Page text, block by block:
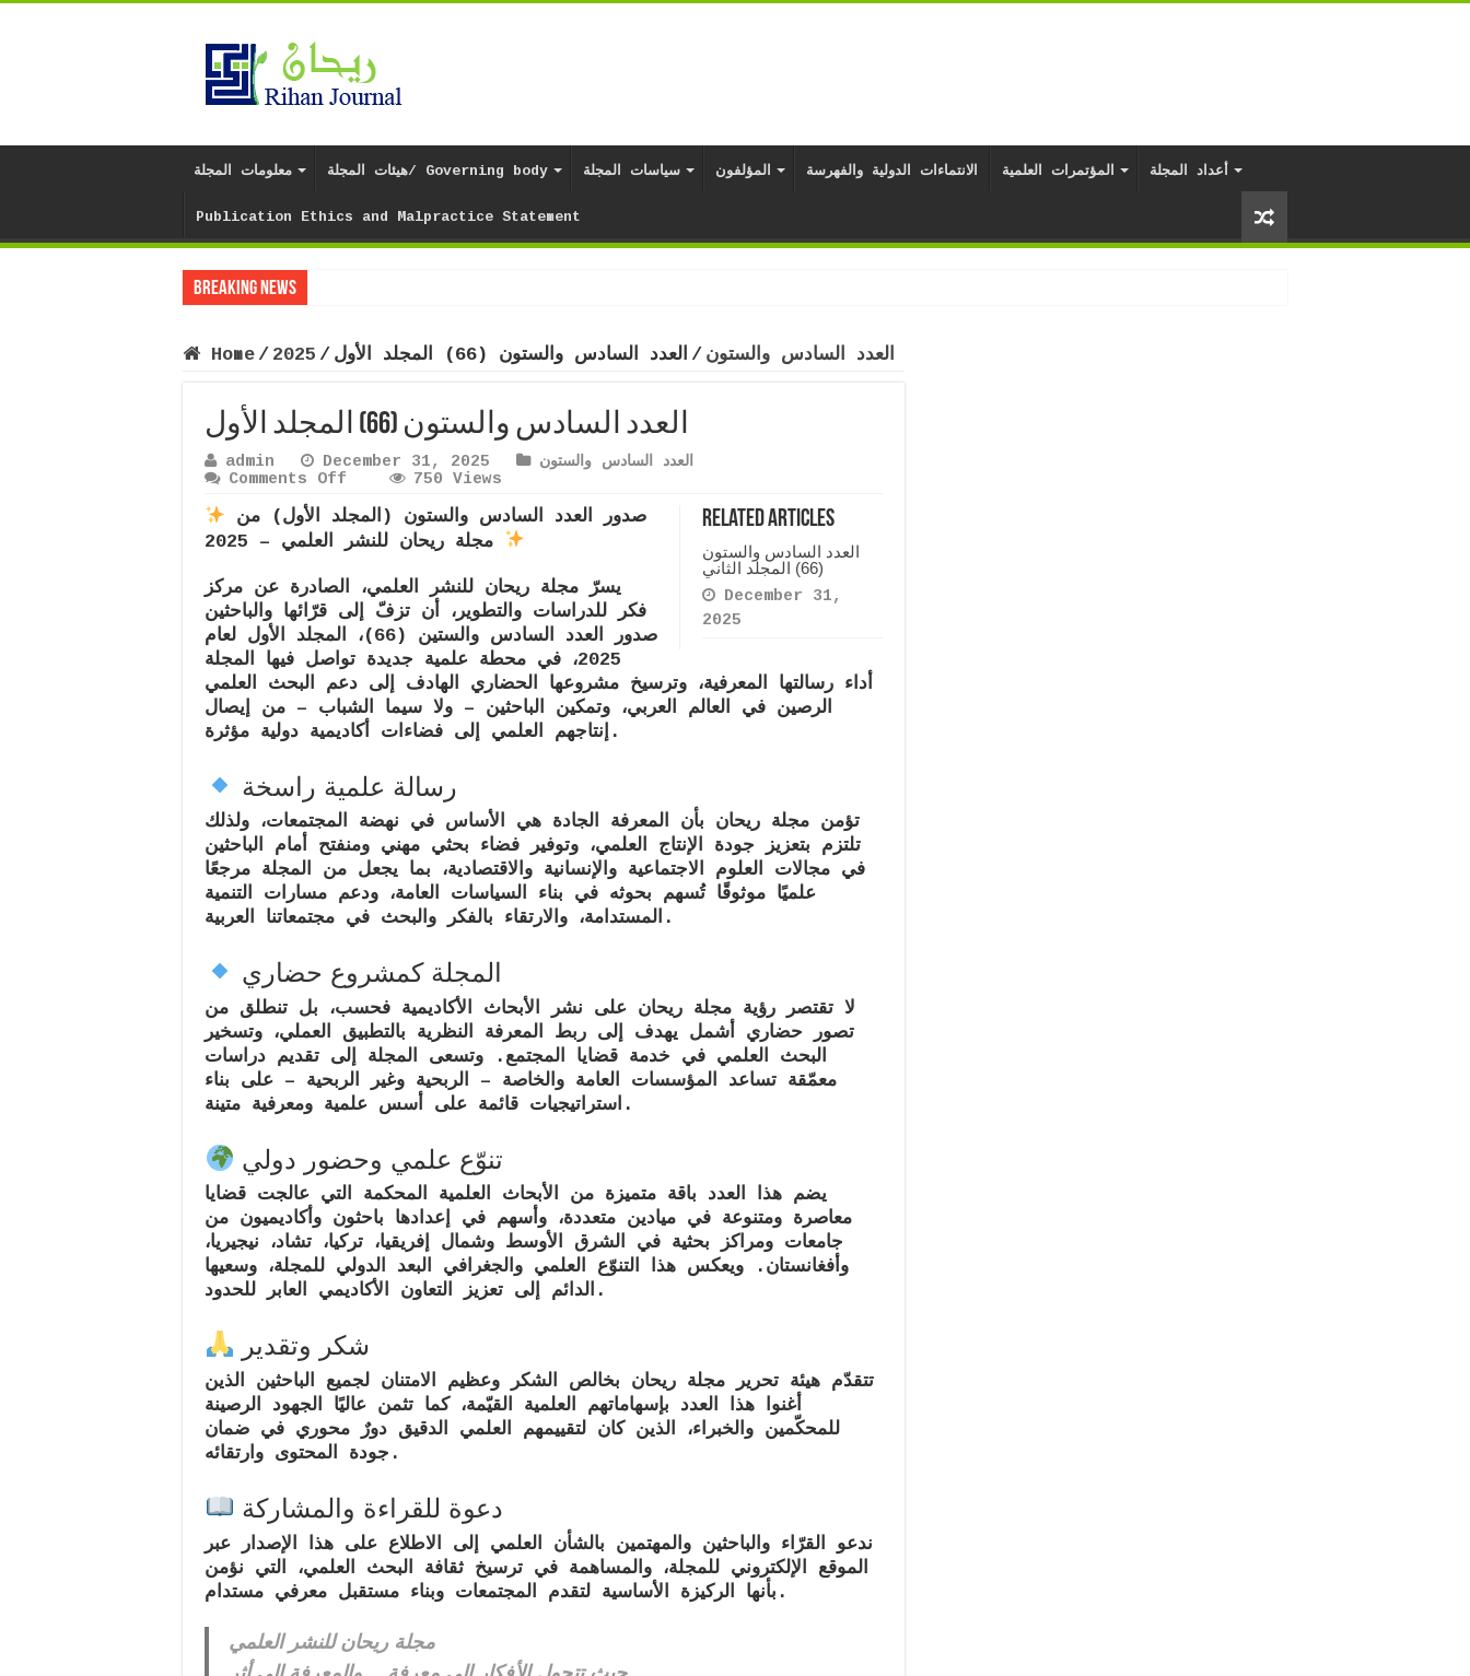
معلومات المجلة هيئات المجلة/ Governing body سياسات المجلة المؤلفون الانتماءات الدولية والفهرسة المؤتمرات العلمية أعداد المجلة
Publication Ethics and Malpractice Statement
Breaking News
Home / 2025 / العدد السادس والستون / العدد السادس والستون (66) المجلد الأول
العدد السادس والستون (66) المجلد الأول
admin December 31, 2025
العدد السادس والستون
Comments Off
السادس
والستون
(66)
الأول
750 Views
Related Articles
العدد السادس والستون
(66) المجلد الثاني
December 31,
2025
يسرّ مجلة ريحان للنشر العلمي، الصادرة عن مركز
فكر للدراسات والتطوير ، أن تزفّ إلى قرّائها والباحثين
صدور
العدد السادس والستين (66)، المجلد الأول لعام
2025، في محطة علمية جديدة تواصل فيها المجلة
أداء رسالتها المعرفية، وترسيخ مشروعها الحضاري الهادف إلى دعم البحث العلمي
الرصين في العالم العربي، وتمكين الباحثين – ولا سيما الشباب – من إيصال
إنتاجهم العلمي إلى فضاءات أكاديمية دولية مؤثرة.
رسالة علمية راسخة
تؤمن مجلة ريحان بأن المعرفة الجادة هي الأساس في نهضة المجتمعات، ولذلك
تلتزم بتعزيز جودة الإنتاج العلمي، وتوفير فضاء بحثي مهني ومنفتح أمام الباحثين
في مجالات العلوم الاجتماعية والإنسانية والاقتصادية، بما يجعل من المجلة مرجعًا
علميًا موثوقًا تُسهم بحوثه في بناء السياسات العامة، ودعم مسارات التنمية
المستدامة ، والارتقاء بالفكر والبحث في مجتمعاتنا العربية.
المجلة كمشروع حضاري
لا تقتصر رؤية مجلة ريحان على نشر الأبحاث الأكاديمية فحسب، بل تنطلق من
تصور حضاري أشمل يهدف إلى ربط المعرفة النظرية بالتطبيق العملي، وتسخير
البحث العلمي في خدمة قضايا المجتمع. وتسعى المجلة إلى تقديم دراسات
معمّقة تساعد المؤسسات العامة والخاصة – الربحية وغير الربحية – على بناء
استراتيجيات قائمة على أسس علمية ومعرفية متينة.
تنوّع علمي وحضور دولي
يضم هذا العدد باقة متميزة من الأبحاث العلمية المحكمة التي عالجت قضايا
معاصرة ومتنوعة في ميادين متعددة، وأسهم في إعدادها باحثون وأكاديميون من
جامعات ومراكز بحثية في الشرق الأوسط وشمال إفريقيا، تركيا، تشاد، نيجيريا،
وأفغانستان . ويعكس هذا التنوّع العلمي والجغرافي البعد الدولي للمجلة، وسعيها
الدائم إلى تعزيز التعاون الأكاديمي العابر للحدود .
شكر وتقدير
تتقدّم هيئة تحرير مجلة ريحان بخالص الشكر وعظيم الامتنان لجميع الباحثين الذين
أغنوا هذا العدد بإسهاماتهم العلمية القيّمة، كما تثمن عاليًا الجهود الرصينة
للمحكّمين والخبراء، الذين كان لتقييمهم العلمي الدقيق دورٌ محوري في ضمان
جودة المحتوى وارتقائه.
دعوة للقراءة والمشاركة
ندعو القرّاء والباحثين والمهتمين بالشأن العلمي إلى الاطلاع على هذا الإصدار عبر
الموقع الإلكتروني للمجلة، والمساهمة في ترسيخ ثقافة البحث العلمي، التي نؤمن
بأنها
الركيزة الأساسية لتقدم المجتمعات وبناء مستقبل معرفي مستدام .
مجلة ريحان للنشر العلمي